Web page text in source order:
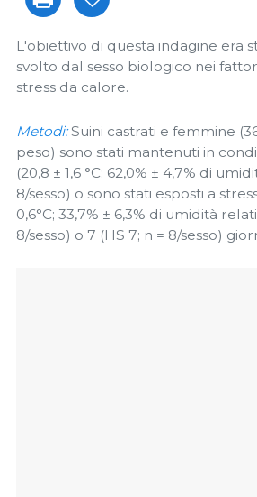
L'obiettivo di questa indagine era
svolto dal sesso biologico nei
stress da calore.
Metodi:Suini castrati e femmine
peso) sono stati mantenuti in
(20,8 ± 1,6 °C; 62,0% ± 4,7% di
8/sesso) o sono stati esposti a
0,6°C; 33,7% ± 6,3% di umidità
8/sesso) o 7 (HS 7; n = 8/sesso)